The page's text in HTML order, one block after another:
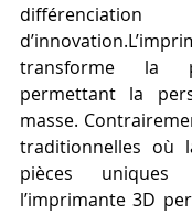
transforme la
permettant la
masse.
traditionnelles où
pièces uniques
l’imprimante 3D